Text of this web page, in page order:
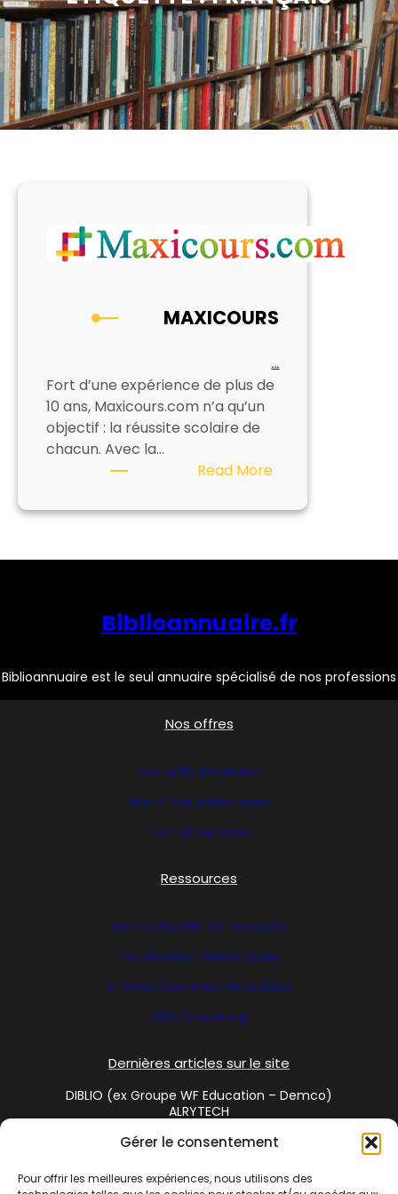
Gérer le consentement
Pour offrir les meilleures expériences, nous utilisons des
MAXICOURS
…
Fort d’une expérience de plus de
10 ans, Maxicours.com n’a qu’un
objectif : la réussite scolaire de
chacun. Avec la…
Read More:
Biblioannuaire.fr
Biblioannuaire est le seul annuaire spécialisé de nos professions
Nos offres
Nos tarifs d’insertion
Nos offres publicitaires
Contactez nous
Ressources
Les catégories de l’annuaire
Nos dossiers thématiques
Informations Marchés publics
Bibliofrance.org
Dernières articles sur le site
DIBLIO (ex Groupe WF Education – Demco)
ALRYTECH
Social Media